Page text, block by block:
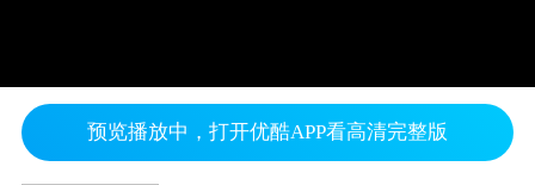
预览播放中，打开优酷APP看高清完整版